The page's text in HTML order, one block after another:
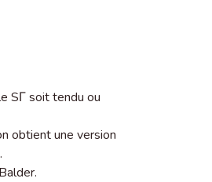
SΓ soit tendu ou
obtient une version